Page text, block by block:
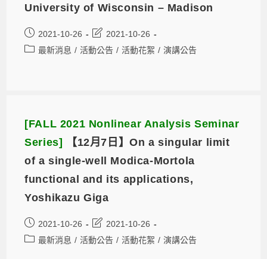
University of Wisconsin – Madison
2021-10-26
2021-10-26
最新消息 / 活動公告 / 活動花絮 / 演講公告
[FALL 2021 Nonlinear Analysis Seminar
Series]
【12月7日】On a singular limit
of a single-well Modica-Mortola
functional and its applications,
Yoshikazu Giga
2021-10-26
2021-10-26
最新消息 / 活動公告 / 活動花絮 / 演講公告